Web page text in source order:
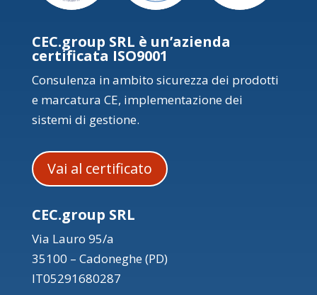
CEC.group SRL è un’azienda
certificata ISO9001
Consulenza in ambito sicurezza dei prodotti
e marcatura CE, implementazione dei
sistemi di gestione.
Vai al certificato
CEC.group SRL
Via Lauro 95/a
35100 – Cadoneghe (PD)
IT05291680287